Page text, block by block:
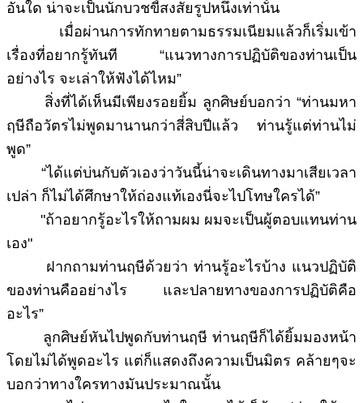
อันใด น่าจะเป็นนักบวชขี้สงสัยรูปหนึ่งเท่านั้น
เมื่อผ่านการทักทายตามธรรมเนียมแล้วก็เริ่มเข้า
เรื่องที่อยากรู้ทันที “แนวทางการปฏิบัติของท่านเป็น
อย่างไร จะเล่าให้ฟังได้ไหม”
สิ่งที่ได้เห็นมีเพียงรอยยิ้ม ลูกศิษย์บอกว่า “ท่านมหา
ฤษีถือวัตรไม่พูดมานานกว่าสี่สิบปีแล้ว ท่านรู้แต่ท่านไม่
พูด”
“ได้แต่บ่นกับตัวเองว่าวันนี้น่าจะเดินทางมาเสียเวลา
เปล่า ก็ไม่ได้ศึกษาให้ถ่องแท้เองนี่จะไปโทษใครได้”
"ถ้าอยากรู้อะไรให้ถามผม ผมจะเป็นผู้ตอบแทนท่าน
เอง"
ฝากถามท่านฤษีด้วยว่า ท่านรู้อะไรบ้าง แนวปฏิบัติ
ของท่านคืออย่างไร และปลายทางของการปฏิบัติคือ
อะไร”
ลูกศิษย์หันไปพูดกับท่านฤษี ท่านฤษีก็ได้ยิ้มมองหน้า
โดยไม่ได้พูดอะไร แต่ก็แสดงถึงความเป็นมิตร คล้ายๆจะ
บอกว่าทางใครทางมันประมาณนั้น